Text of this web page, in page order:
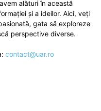
alături în această
și a ideilor. Aici, veți
gata să exploreze
perspective diverse.
contact@uar.ro